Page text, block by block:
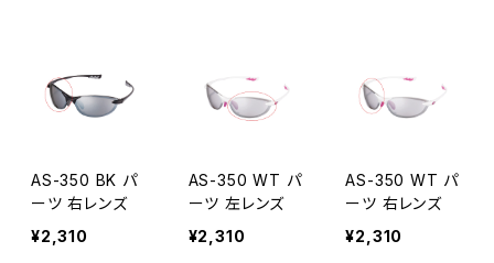
AS-350 BK パ
ーツ 右レンズ
¥2,310
AS-350 WT パ
ーツ 左レンズ
¥2,310
AS-350 WT パ
ーツ 右レンズ
¥2,310